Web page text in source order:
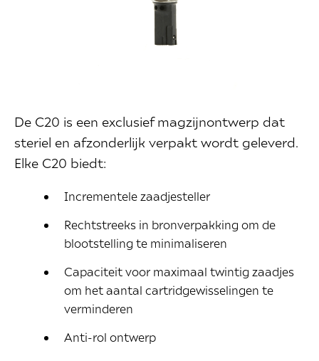
De C20 is een exclusief magzijnontwerp dat
steriel en afzonderlijk verpakt wordt geleverd.
Elke C20 biedt:
Incrementele zaadjesteller
Rechtstreeks in bronverpakking om de
blootstelling te minimaliseren
Capaciteit voor maximaal twintig zaadjes
om het aantal cartridgewisselingen te
verminderen
Anti-rol ontwerp